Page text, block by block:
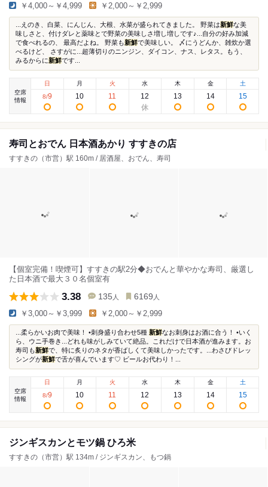
￥4,000～￥4,999 ￥2,000～￥2,999
...えのき、白菜、にんじん、大根、水菜が盛られてきました。 野菜は新鮮な美
味しさと、付けダレと薬味とで野菜の美味しさ増し増しです♪...自分の好み加減
で食べれるの、 最高だよね。 野菜も新鮮で美味しい。 〆にうどんか、雑炊か選
べるけど、 さすがに...超薄切りのニンジン、ダイコン、ナス、レタス。もう、
みるからに新鮮です...
空席
情報
日
8/9
月
10
火
11
水
12
木
13
金
14
土
15
寿司とおでん 日本酒あかり すすきの店
すすきの（市営）駅 160m / 居酒屋、おでん、寿司
【個室完備！喫煙可】すすきの駅2分◆おでんと華やかな寿司、厳選し
た日本酒で最大３０名個室有
3.38 135 人 6169 人
￥3,000～￥3,999 ￥2,000～￥2,999
...柔らかいお肉で美味！ •刺身盛り合わせ5種 新鮮なお刺身はお酒に合う！ •いく
ら、ウニ手巻き...どれも味がしみていて絶品。これだけで日本酒が進みます。お
寿司も新鮮で、特に炙りのネタが香ばしくて美味しかったです。...わさびドレッ
シングが新鮮で舌が喜んでいます♡ ビールお代わり！...
空席
情報
日
8/9
月
10
火
11
水
12
木
13
金
14
土
15
ジンギスカンとモツ鍋 ひろ米
すすきの（市営）駅 134m / ジンギスカン、もつ鍋